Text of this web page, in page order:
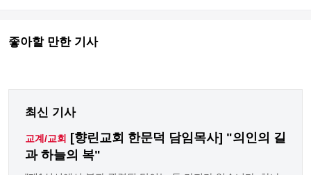
좋아할 만한 기사
최신 기사
교계/교회
[향린교회 한문덕 담임목사] "의인의 길
과 하늘의 복"